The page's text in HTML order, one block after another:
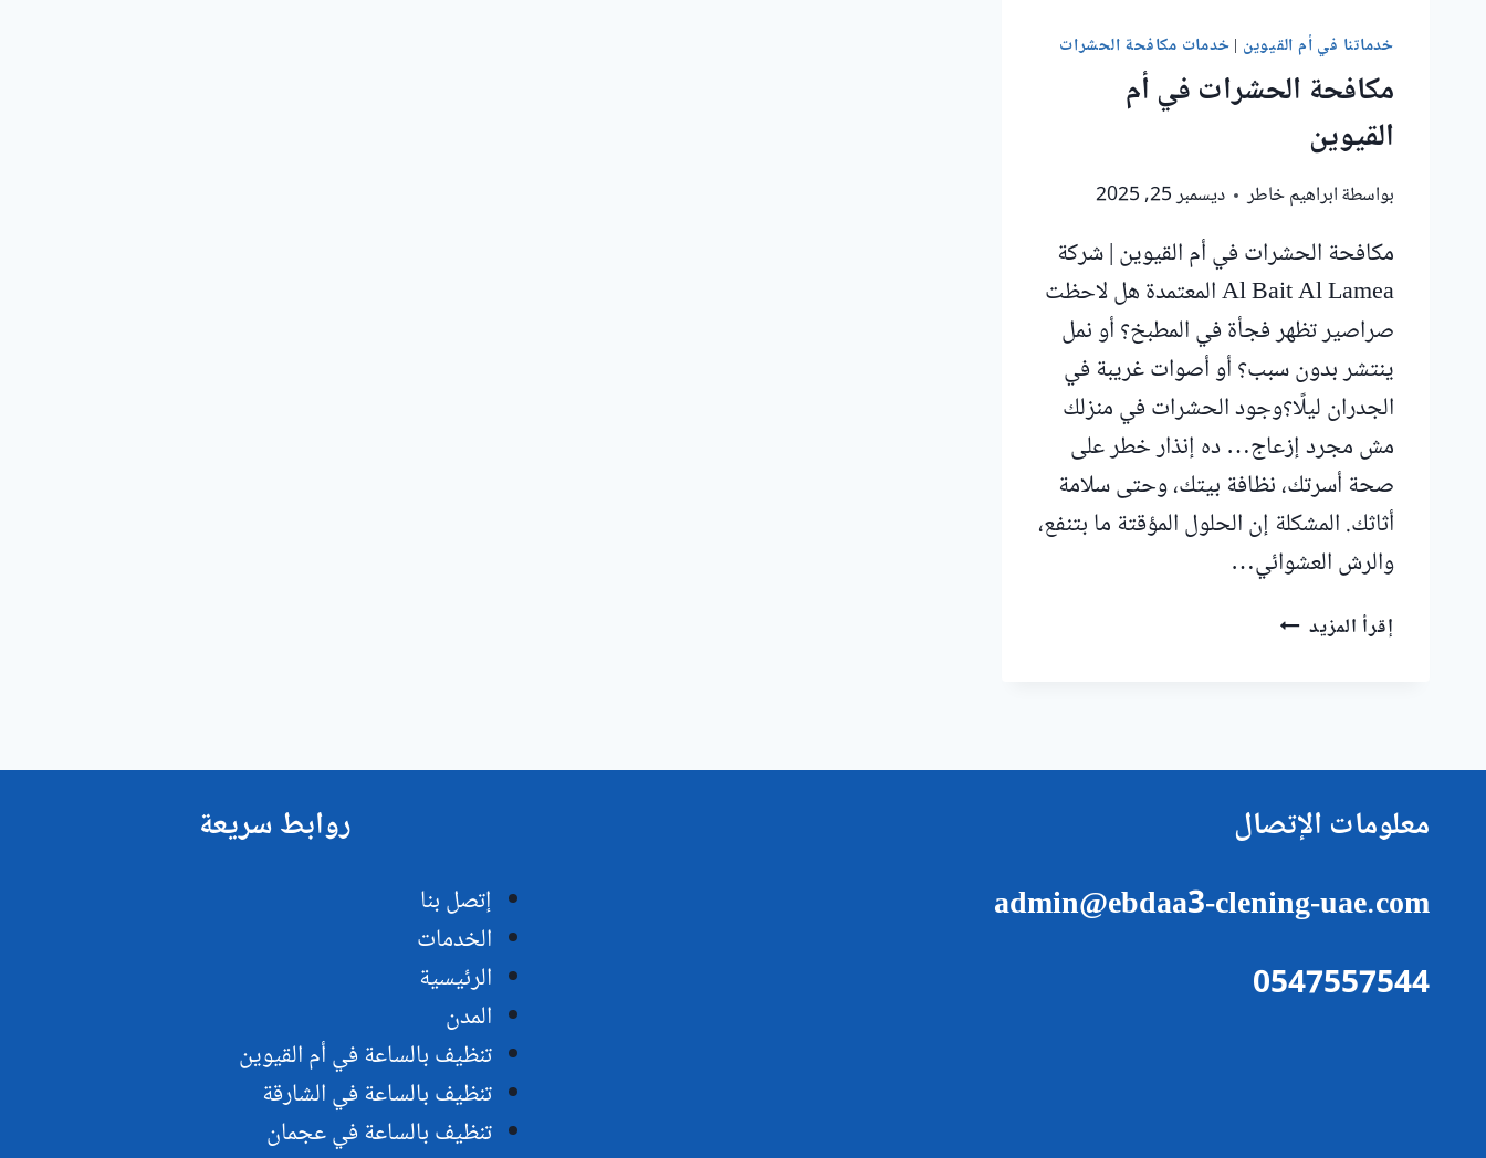
خدماتنا في أم القيوين |خدمات مكافحة الحشرات
مكافحة الحشرات في أم
القيوين
بواسطةابراهيم خاطر ديسمبر 25, 2025
مكافحة الحشرات في أم القيوين | شركة
Al Bait Al Lamea المعتمدة هل لاحظت
صراصير تظهر فجأة في المطبخ؟ أو نمل
ينتشر بدون سبب؟ أو أصوات غريبة في
الجدران ليلًا؟وجود الحشرات في منزلك
مش مجرد إزعاج… ده إنذار خطر على
صحة أسرتك، نظافة بيتك، وحتى سلامة
أثاثك. المشكلة إن الحلول المؤقتة ما بتنفع،
والرش العشوائي…
إقرأ المزيدمكافحة
معلومات الإتصال
admin@ebdaa3-clening-uae.com
0547557544
روابط سريعة
إتصل بنا
الخدمات
الرئيسية
المدن
تنظيف بالساعة في أم القيوين
تنظيف بالساعة في الشارقة
تنظيف بالساعة في عجمان